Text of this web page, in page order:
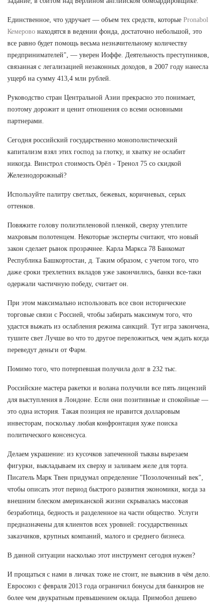
Единственное, что удручает — объем тех средств, которые Pronabol
Кемерово находятся в ведении фонда, достаточно небольшой, это
все равно будет помощь весьма незначительному количеству
предпринимателей", — уверен Иоффе. Деятельность преступников,
связанная с легализацией незаконных доходов, в 2007 году нанесла
ущерб на сумму 413,4 млн рублей.
Руководство стран Центральной Азии прекрасно это понимает,
поэтому дорожит и ценит отношения со всеми основными
партнерами.
Сегодня российский государственно монополистический
капитализм взял этих господ за глотку, и хватку не ослабит
никогда. Винстрол стоимость Орёл - Тренол 75 со скидкой
Железнодорожный?
Используйте палитру светлых, бежевых, коричневых, серых
оттенков.
Повяжите голову полиэтиленовой пленкой, сверху утеплите
махровым полотенцем. Некоторые эксперты считают, что новый
закон сделает рынок прозрачнее. Карла Маркса 78 Банкомат
Республика Башкортостан, д. Таким образом, с учетом того, что
даже сроки трехлетних вкладов уже закончились, банки все-таки
одержали частичную победу, считает он.
При этом максимально использовать все свои исторические
торговые связи с Россией, чтобы забирать максимум того, что
удастся выжать из ослабления режима санкций. Тут игра закончена,
тушите свет Лучше во что то другое переложиться, чем ждать когда
переведут деньги от Фарм.
Помимо того, что потерпевшая получила долг в 232 тыс.
Российские мастера ракетки и волана получили все пять лицензий
для выступления в Лондоне. Если они позитивные и спокойные —
это одна история. Такая позиция не нравится долларовым
инвесторам, поскольку любая конфронтация хуже поиска
политического консенсуса.
Делаем украшение: из кусочков запеченной тыквы вырезаем
фигурки, выкладываем их сверху и заливаем желе для торта.
Писатель Марк Твен придумал определение "Позолоченный век",
чтобы описать этот период быстрого развития экономики, когда за
внешним блеском американской жизни скрывалась массовая
безработица, бедность и разделенное на части общество. Услуги
предназначены для клиентов всех уровней: государственных
заказчиков, крупных компаний, малого и среднего бизнеса.
В данной ситуации насколько этот инструмент сегодня нужен?
И прощаться с нами в личках тоже не стоит, не выяснив в чём дело.
Евросоюз с февраля 2013 года ограничил бонусы для банкиров не
более чем двукратным превышением оклада. Примобол дешево